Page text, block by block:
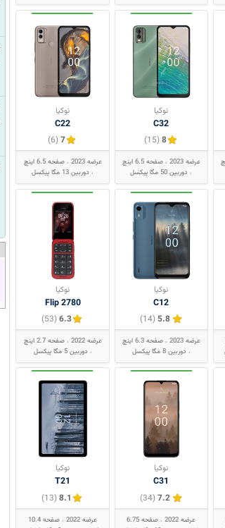
نوکیا
C32
8
(15)
عرضه 2023
صفحه 6.5 اینچ
دوربین 50 مگا پیکسل
نوکیا
C22
7
(6)
عرضه 2023
صفحه 6.5 اینچ
دوربین 13 مگا پیکسل
نوکیا
C12
5.8
(14)
عرضه 2023
صفحه 6.3 اینچ
دوربین 8 مگا پیکسل
نوکیا
2780 Flip
6.3
(53)
عرضه 2022
صفحه 2.7 اینچ
دوربین 5 مگا پیکسل
نوکیا
C31
7.2
(34)
عرضه 2022
صفحه 6.75
نوکیا
T21
8.1
(13)
عرضه 2022
صفحه 10.4